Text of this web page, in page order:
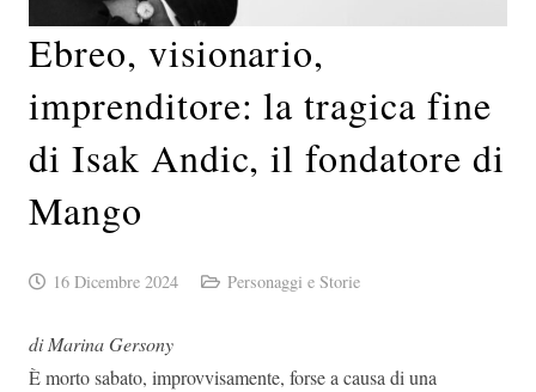
Ebreo, visionario,
imprenditore: la tragica fine
di Isak Andic, il fondatore di
Mango
16 Dicembre 2024 Personaggi e Storie
di Marina Gersony
È morto sabato, improvvisamente, forse a causa di una